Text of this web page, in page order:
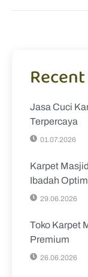
Jasa Cuci
Terpercaya
01.07.2026
Karpet
Ibadah
29.06.2026
Toko Karpet
Premium
26.06.2026